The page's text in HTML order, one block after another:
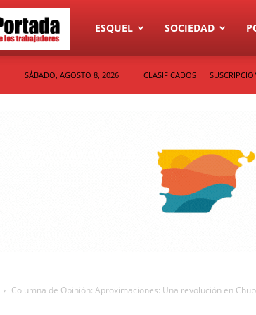
Diario
ESQUEL SOCIEDAD
SÁBADO, AGOSTO 8, 2026 CLASIFICADOS
Columna de Opinión: Aproximaciones: Una revolución en